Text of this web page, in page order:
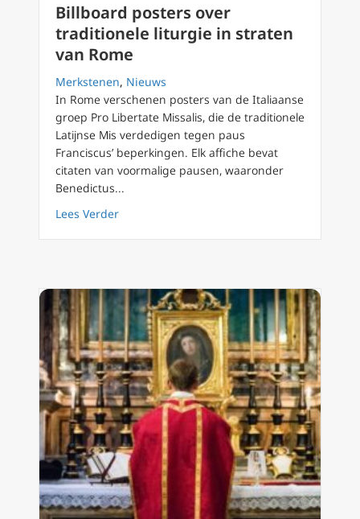
Billboard posters over
traditionele liturgie in straten
van Rome
Merkstenen, Nieuws
In Rome verschenen posters van de Italiaanse
groep Pro Libertate Missalis, die de traditionele
Latijnse Mis verdedigen tegen paus
Franciscus’ beperkingen. Elk affiche bevat
citaten van voormalige pausen, waaronder
Benedictus...
Lees Verderabout Billboard posters over traditionele